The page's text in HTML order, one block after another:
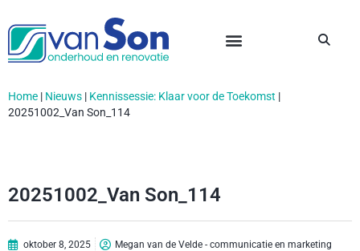
Home | Nieuws | Kennissessie: Klaar voor de Toekomst |
20251002_Van Son_114
20251002_Van Son_114
oktober 8, 2025 Megan van de Velde - communicatie en marketing